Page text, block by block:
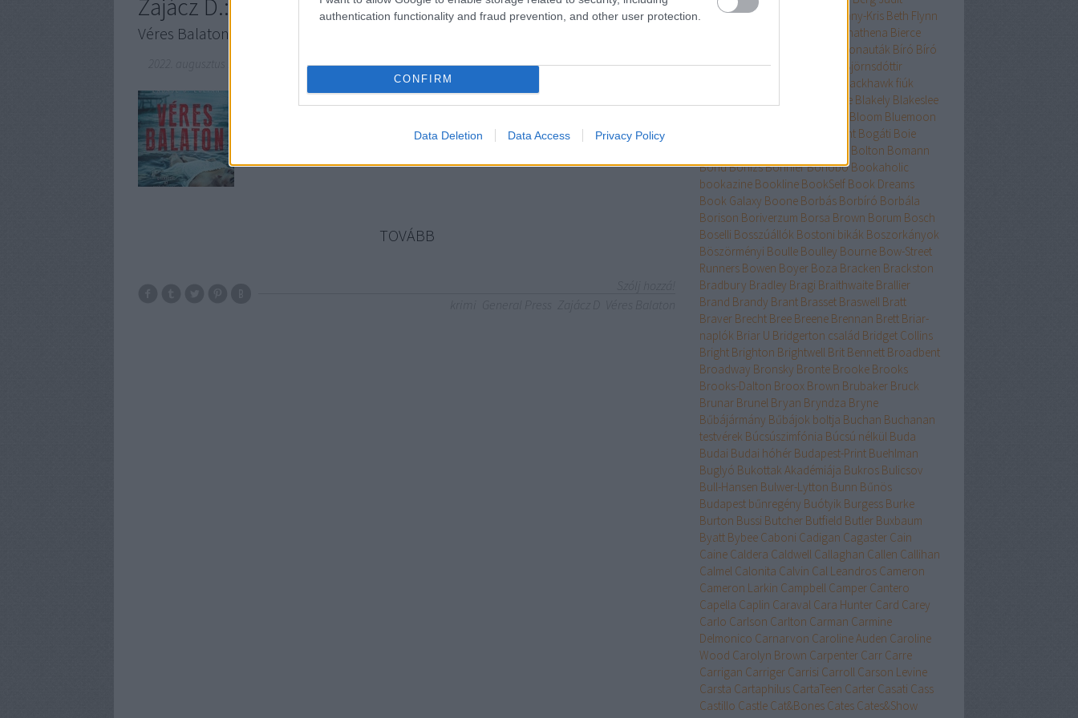
authentication functionality and fraud prevention, and other user protection.
CONFIRM
Data Deletion Data Access Privacy Policy
Zajácz D.: Véres Balaton
Véres Balaton 1.
Párt párizsi titkárának egyetlen gyermeke. Néhány nappal később pedig az
TOVÁBB
BernardBerry Bethany-Kris Beth Flynn
Bhathena Bierce
Bionauták Bíró Bíró
SzabolcsBishop
Björnsdóttir
Blackhawk fiúk
Blake Blakely Blakeslee
Bloom Bluemoon
Body Count Bogáti Boie
Bolton Bomann
BondBónizsBonnierBonobó Bookaholic
bookazine Bookline BookSelf Book Dreams
Book Galaxy Boone Borbás Borbíró Borbála
Borison Boriverzum Borsa Brown Borum Bosch
Boselli Bosszúállók Bostoni bikák Boszorkányok
Böszörményi Boulle Boulley Bourne Bow-Street
Runners Bowen Boyer Boza Bracken Brackston
Bradbury Bradley Bragi Braithwaite Brallier
Brand Brandy Brant Brasset Braswell Bratt
Braver Brecht Bree Breene Brennan Brett Briar-
naplók Briar U Bridgerton család Bridget Collins
Bright Brighton Brightwell Brit Bennett Broadbent
Broadway Bronsky Bronte Brooke Brooks
Brooks-Dalton Broox Brown Brubaker Bruck
Brunar Brunel Bryan Bryndza Bryne
Bűbájármány Bűbájok boltja Buchan Buchanan
testvérek Búcsúszimfónia Búcsú nélkül Buda
Budai Budai hóhér Budapest-Print Buehlman
Buglyó Bukottak Akadémiája Bukros Bulicsov
Bull-Hansen Bulwer-Lytton Bunn Bűnös
Budapest bűnregény Buótyik Burgess Burke
Burton Bussi Butcher Butfield Butler Buxbaum
Byatt Bybee Caboni Cadigan Cagaster Cain
Caine Caldera Caldwell Callaghan Callen Callihan
Calmel Calonita Calvin Cal Leandros Cameron
Cameron Larkin Campbell Camper Cantero
Capella Caplin Caraval Cara Hunter Card Carey
Carlo Carlson Carlton Carman Carmine
Delmonico Carnarvon Caroline Auden Caroline
Wood Carolyn Brown Carpenter Carr Carre
Carrigan Carriger Carrisi Carroll Carson Levine
Carsta Cartaphilus CartaTeen Carter Casati Cass
Castillo Castle Cat&Bones Cates Cates&Show